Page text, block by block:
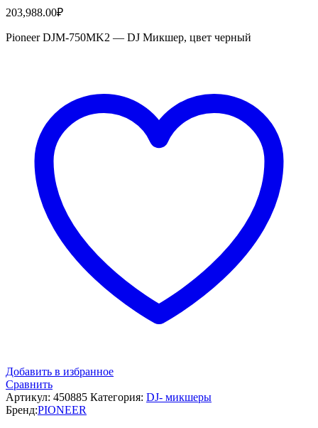
203,988.00₽
Pioneer DJM-750MK2 — DJ Микшер, цвет черный
Добавить в избранное
Сравнить
Артикул: 450885 Категория: DJ- микшеры
Бренд:PIONEER